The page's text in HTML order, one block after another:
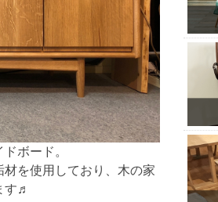
ボード。
を使用しており、木の家
す♬